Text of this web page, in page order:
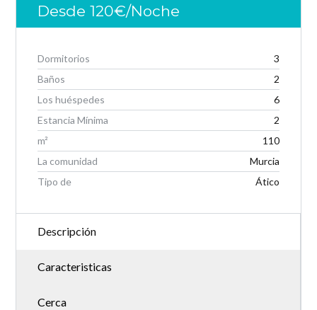
Desde 120€/Noche
Dormitorios
3
Baños
2
Los huéspedes
6
Estancia Mínima
2
m²
110
La comunidad
Murcia
Tipo de
Ático
Descripción
Caracteristicas
Cerca